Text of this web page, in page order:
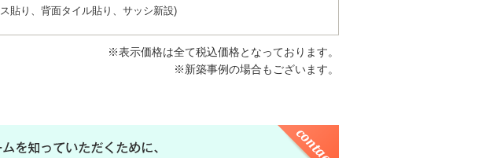
貼り、背面タイル貼り、サッシ新設)
※表示価格は全て税込価格となっております。
※新築事例の場合もございます。